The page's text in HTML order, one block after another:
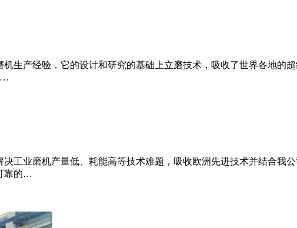
生产经验，它的设计和研究的基础上立磨技术，吸收了世界各地的
…
工业磨机产量低、耗能高等技术难题，吸收欧洲先进技术并结合我
靠的…